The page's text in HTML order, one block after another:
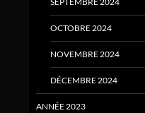
OCTOBRE 2024
NOVEMBRE 2024
DÉCEMBRE 2024
ANNÉE 2023